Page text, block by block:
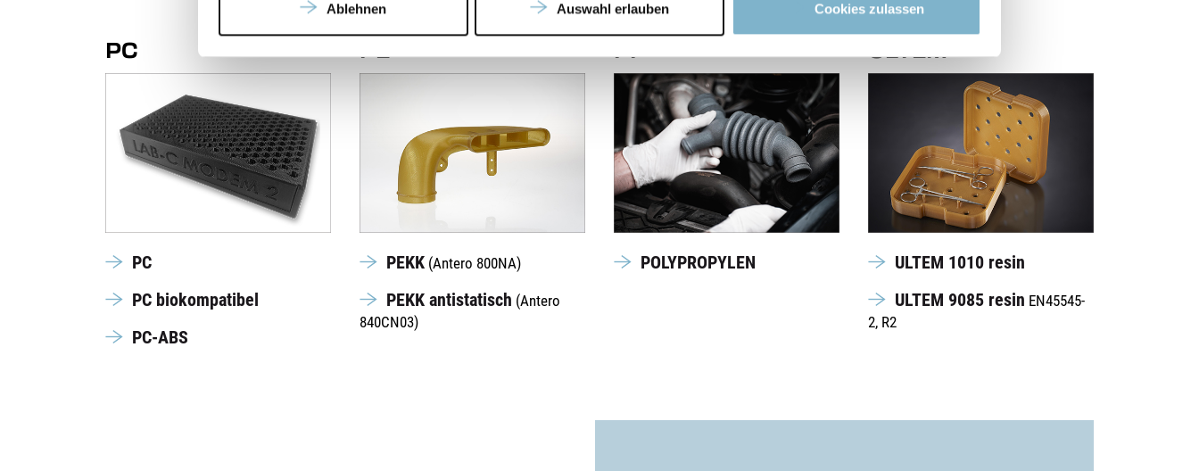
Ablehnen Auswahl erlauben Cookies zulassen
PC
PC
PC biokompatibel
PC-ABS
PE
PEKK (Antero 800NA)
PEKK antistatisch (Antero
840CN03)
PP
POLYPROPYLEN
ULTEM
ULTEM 1010 resin
ULTEM 9085 resin EN45545-
2, R2